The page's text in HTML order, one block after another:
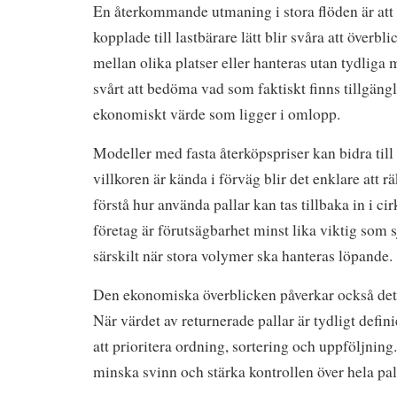
En återkommande utmaning i stora flöden är
kopplade till lastbärare lätt blir svåra att
mellan olika platser eller hanteras utan tydliga
svårt att bedöma vad som faktiskt finns
ekonomiskt värde som ligger i omlopp.
Modeller med fasta återköpspriser kan bidra
villkoren är kända i förväg blir det enklare att
förstå hur använda pallar kan tas tillbaka in i
företag är förutsägbarhet minst lika viktig som
särskilt när stora volymer ska hanteras löpande.
Den ekonomiska överblicken påverkar också
När värdet av returnerade pallar är tydligt
att prioritera ordning, sortering och
minska svinn och stärka kontrollen över hela